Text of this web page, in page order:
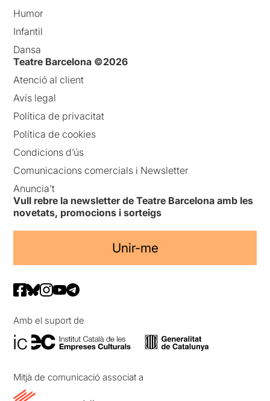
Humor
Infantil
Dansa
Teatre Barcelona ©2026
Atenció al client
Avís legal
Política de privacitat
Política de cookies
Condicions d’ús
Comunicacions comercials i Newsletter
Anuncia’t
Vull rebre la newsletter de Teatre Barcelona amb les
novetats, promocions i sorteigs
Unir-me
Amb el suport de
Mitjà de comunicació associat a